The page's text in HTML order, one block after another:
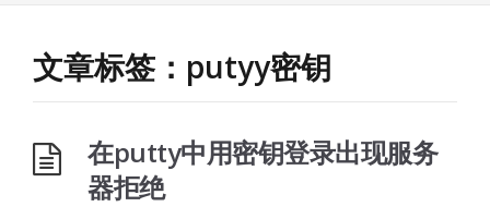
文章标签：putyy密钥
在putty中用密钥登录出现服务
器拒绝